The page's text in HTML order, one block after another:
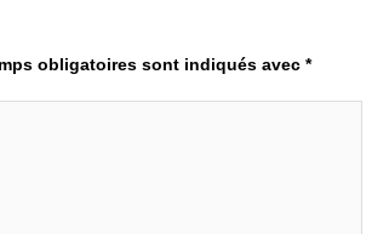
obligatoires sont indiqués avec*